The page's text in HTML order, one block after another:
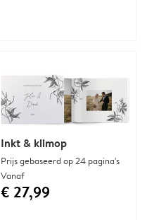
Inkt & klimop
Prijs gebaseerd op 24 pagina's
Vanaf
€ 27,99